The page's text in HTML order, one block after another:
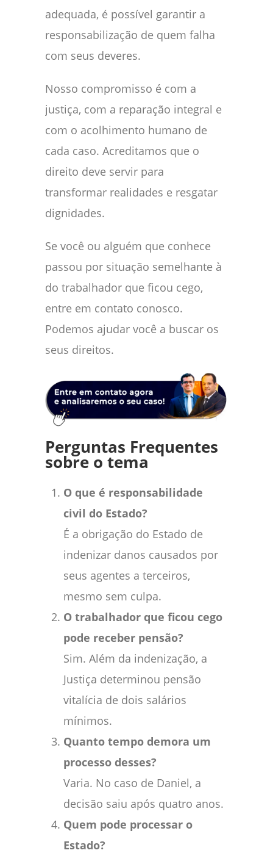
adequada, é possível garantir a
responsabilização de quem falha
com seus deveres.
Nosso compromisso é com a
justiça, com a reparação integral e
com o acolhimento humano de
cada caso. Acreditamos que o
direito deve servir para
transformar realidades e resgatar
dignidades.
Se você ou alguém que conhece
passou por situação semelhante à
do trabalhador que ficou cego,
entre em contato conosco.
Podemos ajudar você a buscar os
seus direitos.
Perguntas Frequentes
sobre o tema
O que é responsabilidade
civil do Estado?
É a obrigação do Estado de
indenizar danos causados por
seus agentes a terceiros,
mesmo sem culpa.
O trabalhador que ficou cego
pode receber pensão?
Sim. Além da indenização, a
Justiça determinou pensão
vitalícia de dois salários
mínimos.
Quanto tempo demora um
processo desses?
Varia. No caso de Daniel, a
decisão saiu após quatro anos.
Quem pode processar o
Estado?